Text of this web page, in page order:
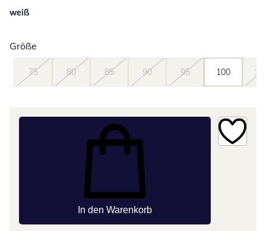
weiß
Größe
75 80 85 90 95 100
In den Warenkorb